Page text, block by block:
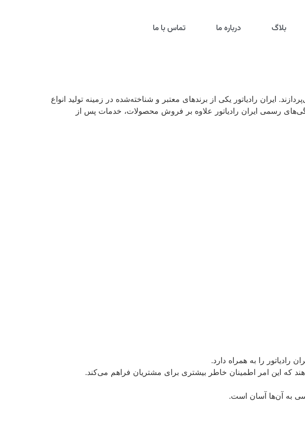
بلاگ درباره ما تماس با ما
ایران رادیاتور یکی از برندهای معتبر و شناخته‌شده در زمینه تولید انواع
رسمی ایران رادیاتور علاوه بر فروش محصولات، خدمات پس از
را به همراه دارد.
که این امر اطمینان خاطر بیشتری برای مشتریان فراهم می‌کند.
به آن‌ها آسان است.